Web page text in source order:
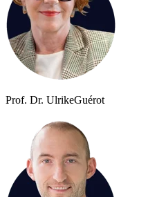
Prof. Dr. UlrikeGuérot